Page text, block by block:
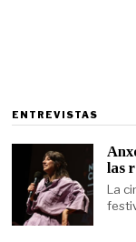
ENTREVISTAS
las
La